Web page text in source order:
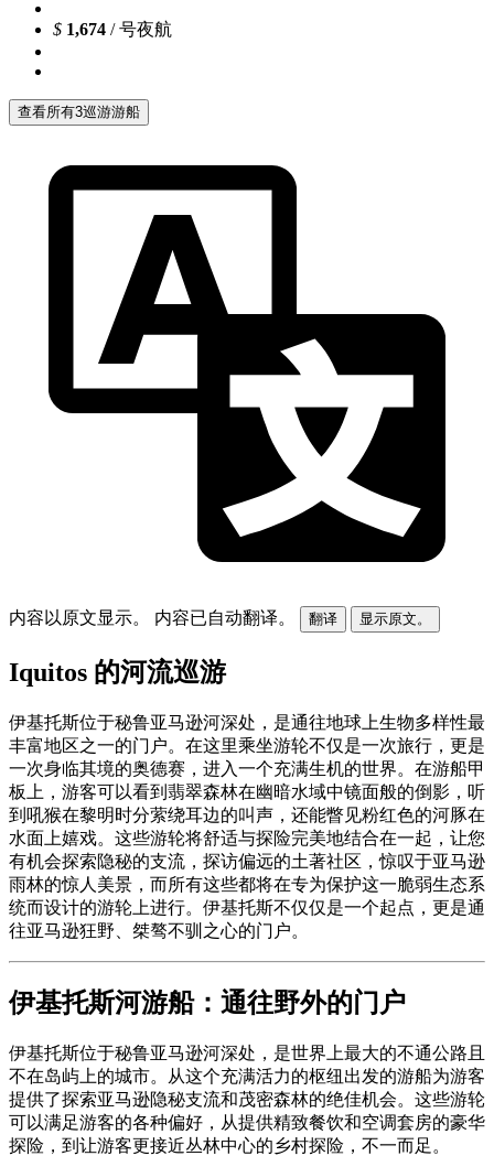
$ 1,674 / 号夜航
查看所有3巡游游船
内容以原文显示。 内容已自动翻译。 翻译 显示原文。
Iquitos 的河流巡游
伊基托斯位于秘鲁亚马逊河深处，是通往地球上生物多样性最
丰富地区之一的门户。在这里乘坐游轮不仅是一次旅行，更是
一次身临其境的奥德赛，进入一个充满生机的世界。在游船甲
板上，游客可以看到翡翠森林在幽暗水域中镜面般的倒影，听
到吼猴在黎明时分萦绕耳边的叫声，还能瞥见粉红色的河豚在
水面上嬉戏。这些游轮将舒适与探险完美地结合在一起，让您
有机会探索隐秘的支流，探访偏远的土著社区，惊叹于亚马逊
雨林的惊人美景，而所有这些都将在专为保护这一脆弱生态系
统而设计的游轮上进行。伊基托斯不仅仅是一个起点，更是通
往亚马逊狂野、桀骜不驯之心的门户。
伊基托斯河游船：通往野外的门户
伊基托斯位于秘鲁亚马逊河深处，是世界上最大的不通公路且
不在岛屿上的城市。从这个充满活力的枢纽出发的游船为游客
提供了探索亚马逊隐秘支流和茂密森林的绝佳机会。这些游轮
可以满足游客的各种偏好，从提供精致餐饮和空调套房的豪华
探险，到让游客更接近丛林中心的乡村探险，不一而足。